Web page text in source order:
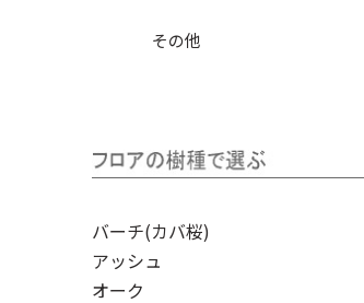
その他
バーチ(カバ桜)
アッシュ
オーク